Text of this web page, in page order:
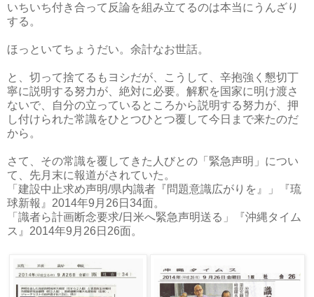
いちいち付き合って反論を組み立てるのは本当にうんざり
する。
ほっといてちょうだい。余計なお世話。
と、切って捨てるもヨシだが、こうして、辛抱強く懇切丁
寧に説明する努力が、絶対に必要。解釈を国家に明け渡さ
ないで、自分の立っているところから説明する努力が、押
し付けられた常識をひとつひとつ覆して今日まで来たのだ
から。
さて、その常識を覆してきた人びとの「緊急声明」につい
て、先月末に報道がされていた。
「建設中止求め声明/県内識者『問題意識広がりを』」『琉
球新報』2014年9月26日34面。
「識者ら計画断念要求/日米へ緊急声明送る」『沖縄タイム
ス』2014年9月26日26面。